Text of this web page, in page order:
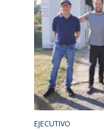
EJECUTIVO